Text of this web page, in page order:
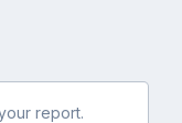
report.